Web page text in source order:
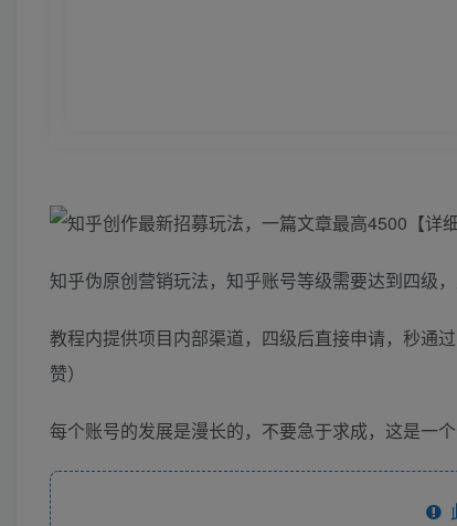
知乎伪原创营销玩法，知乎账号等级需要达到四级
教程内提供项目内部渠道，四级后直接申请，秒通
赞）
每个账号的发展是漫长的，不要急于求成，这是一